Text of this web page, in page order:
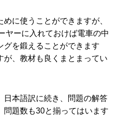
に使うことができますが、
ヤーに入れておけば電車の中
グを鍛えることができます
が、教材も良くまとまってい
日本語訳に続き、問題の解答
問題数も30と揃ってはいます